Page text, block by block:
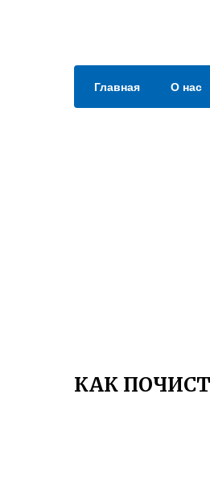
Главная О нас
КАК